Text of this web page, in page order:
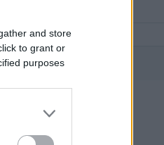
and store
to grant or
purposes